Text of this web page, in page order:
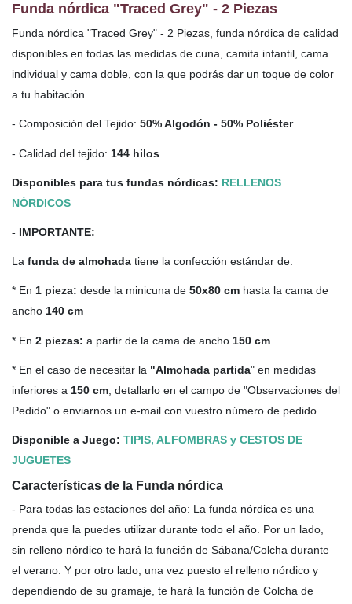
Funda nórdica "Traced Grey" - 2 Piezas
Funda nórdica "Traced Grey" - 2 Piezas, funda nórdica de calidad
disponibles en todas las medidas de cuna, camita infantil, cama
individual y cama doble, con la que podrás dar un toque de color
a tu habitación.
- Composición del Tejido: 50% Algodón - 50% Poliéster
- Calidad del tejido: 144 hilos
Disponibles para tus fundas nórdicas: RELLENOS
NÓRDICOS
- IMPORTANTE:
La funda de almohada tiene la confección estándar de:
* En 1 pieza: desde la minicuna de 50x80 cm hasta la cama de
ancho 140 cm
* En 2 piezas: a partir de la cama de ancho 150 cm
* En el caso de necesitar la "Almohada partida" en medidas
inferiores a 150 cm , detallarlo en el campo de "Observaciones del
Pedido" o enviarnos un e-mail con vuestro número de pedido.
Disponible a Juego: TIPIS, ALFOMBRAS y CESTOS DE
JUGUETES
Características de la Funda nórdica
- Para todas las estaciones del año: La funda nórdica es una
prenda que la puedes utilizar durante todo el año. Por un lado,
sin relleno nórdico te hará la función de Sábana/Colcha durante
el verano. Y por otro lado, una vez puesto el relleno nórdico y
dependiendo de su gramaje, te hará la función de Colcha de